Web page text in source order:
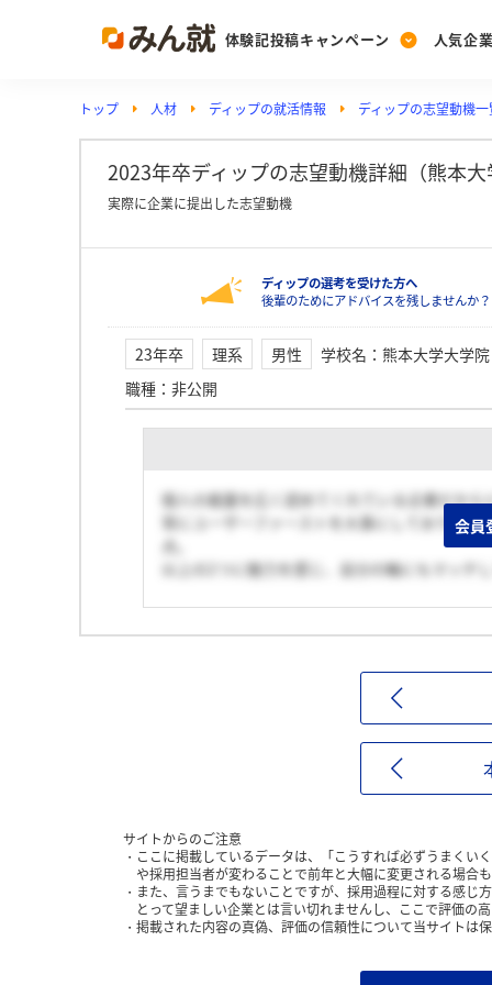
体験記投稿キャンペーン
Post
投稿する
人気企
Ranking
ランキングを見る
Vote
投票する
PickUp
注目の企業特集
トップ 人材 ディップの就活情報 ディップの志望動機
2023年卒ディップの志望動機詳細（熊本
実際に企業に提出した志望動機
ディップの選考を受けた方へ
後輩のためにアドバイスを残しませんか
23年卒 理系 男性 学校名 ： 熊本大学大学院
職種 ： 非公開
個人の裁量を広く認めてくれている企業だから
常にユーザーファーストを大事にしており、
点。
以上の2つに魅力を感じ、自分の軸にもマッチ
会員
サイトからのご注意
ここに掲載しているデータは、「こうすれば必ずうまくい
や採用担当者が変わることで前年と大幅に変更される場合
また、言うまでもないことですが、採用過程に対する感じ
とって望ましい企業とは言い切れませんし、ここで評価の
掲載された内容の真偽、評価の信頼性について当サイトは